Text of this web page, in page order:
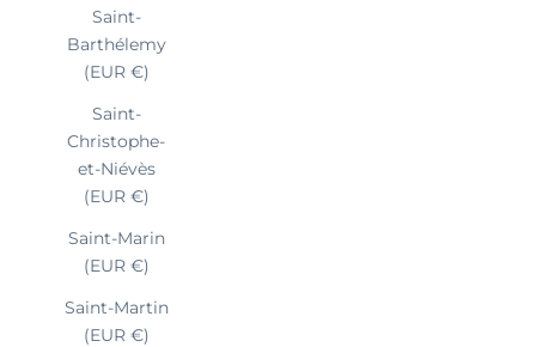
Saint-
Barthélemy
(EUR €)
Saint-
Christophe-
et-Niévès
(EUR €)
Saint-Marin
(EUR €)
Saint-Martin
(EUR €)